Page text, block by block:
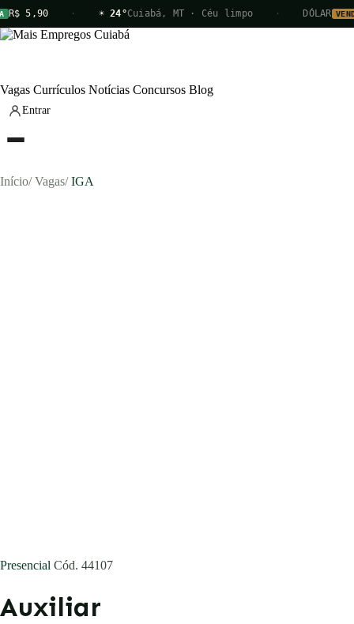
R$ 5,90 · ☀ 24°Cuiabá, MT · Céu limpo · DÓLAR
Vagas Currículos Notícias Concursos Blog
Entrar
Início/ Vagas/ IGA
Presencial Cód. 44107
Auxiliar